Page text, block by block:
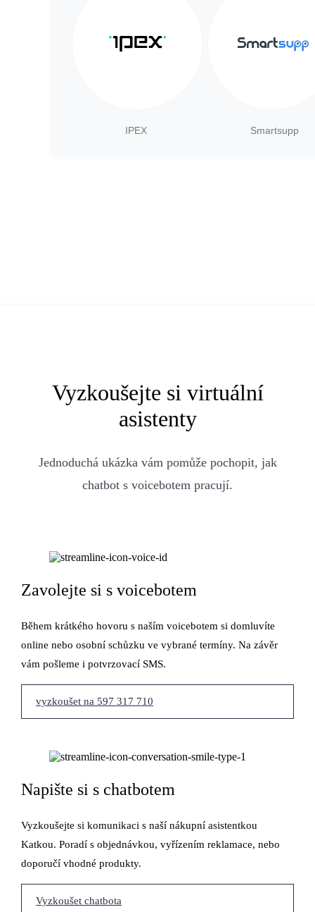
Vyzkoušejte si virtuální
asistenty
Jednoduchá ukázka vám pomůže pochopit, jak
chatbot s voicebotem pracují.
Zavolejte si s voicebotem
Během krátkého hovoru s naším voicebotem si domluvíte
online nebo osobní schůzku ve vybrané termíny. Na závěr
vám pošleme i potvrzovací SMS.
vyzkoušet na 597 317 710
Napište si s chatbotem
Vyzkoušejte si komunikaci s naší nákupní asistentkou
Katkou. Poradí s objednávkou, vyřízením reklamace, nebo
doporučí vhodné produkty.
Vyzkoušet chatbota